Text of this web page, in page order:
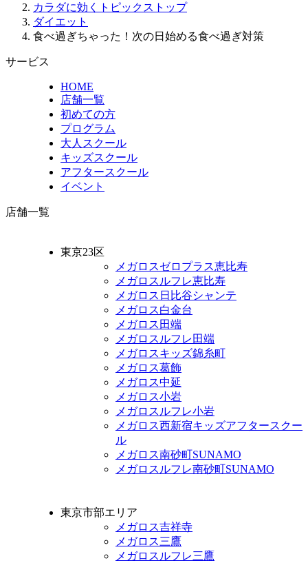
カラダに効くトピックストップ
ダイエット
食べ過ぎちゃった！次の日始める食べ過ぎ対策
サービス
HOME
店舗一覧
初めての方
プログラム
大人スクール
キッズスクール
アフタースクール
イベント
店舗一覧
東京23区
メガロスゼロプラス恵比寿
メガロスルフレ恵比寿
メガロス日比谷シャンテ
メガロス白金台
メガロス田端
メガロスルフレ田端
メガロスキッズ錦糸町
メガロス葛飾
メガロス中延
メガロス小岩
メガロスルフレ小岩
メガロス西新宿キッズアフタースクー
ル
メガロス南砂町SUNAMO
メガロスルフレ南砂町SUNAMO
東京市部エリア
メガロス吉祥寺
メガロス三鷹
メガロスルフレ三鷹